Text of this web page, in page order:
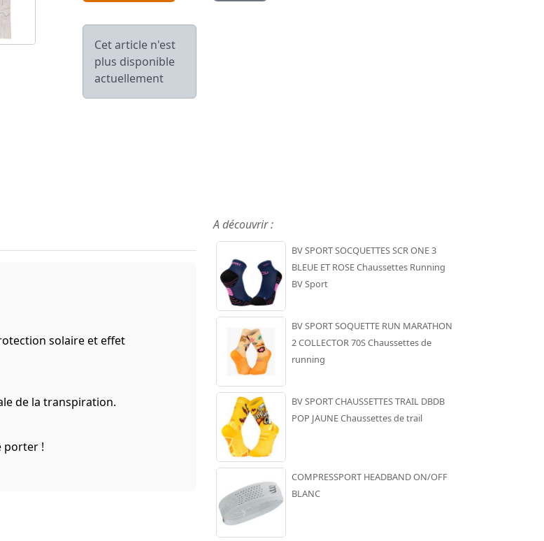
Cet article n'est
plus disponible
actuellement
solaire et effet
de la transpiration.
porter !
A découvrir :
BV SPORT SOCQUETTES SCR ONE 3
BLEUE ET ROSE Chaussettes Running
BV Sport
BV SPORT SOQUETTE RUN MARATHON
2 COLLECTOR 70S Chaussettes de
running
BV SPORT CHAUSSETTES TRAIL DBDB
POP JAUNE Chaussettes de trail
COMPRESSPORT HEADBAND ON/OFF
BLANC